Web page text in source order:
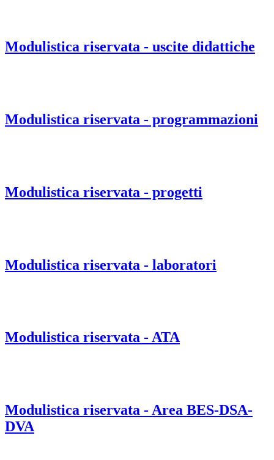
Modulistica riservata - uscite didattiche
Modulistica riservata - programmazioni
Modulistica riservata - progetti
Modulistica riservata - laboratori
Modulistica riservata - ATA
Modulistica riservata - Area BES-DSA-
DVA